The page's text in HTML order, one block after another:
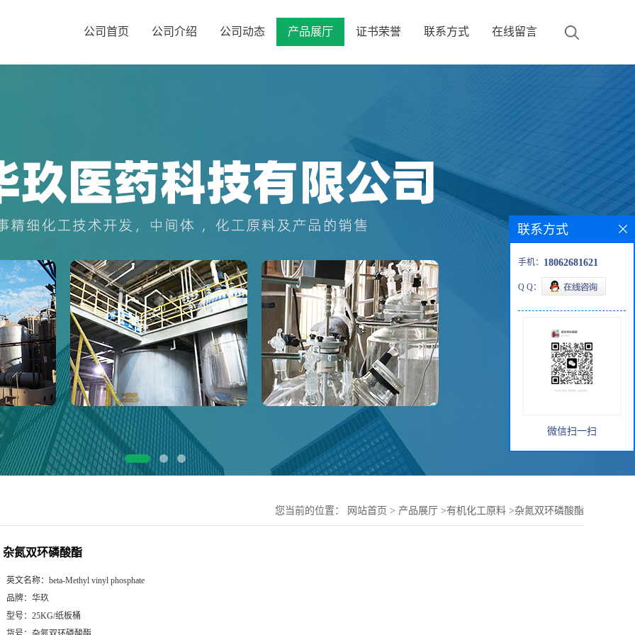
公司首页 公司介绍 公司动态 产品展厅 证书荣誉 联系方式 在线留言
您当前的位置： 网站首页 > 产品展厅 >有机化工原料 >杂氮双环磷酸酯
杂氮双环磷酸酯
英文名称： beta-Methyl vinyl phosphate
品牌： 华玖
型号： 25KG/纸板桶
联系方式
手机： 18062681621
Q Q：
微信扫一扫